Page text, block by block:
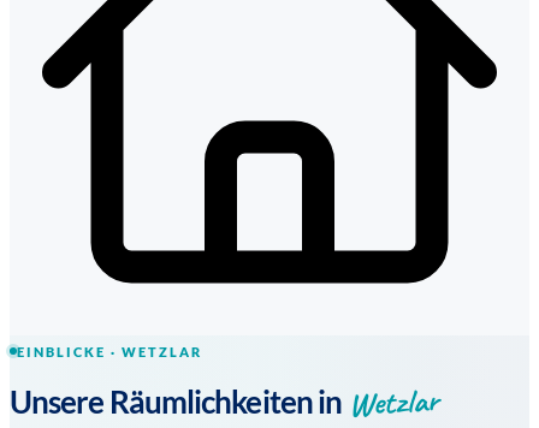
EINBLICKE · WETZLAR
Unsere Räumlichkeiten in Wetzlar